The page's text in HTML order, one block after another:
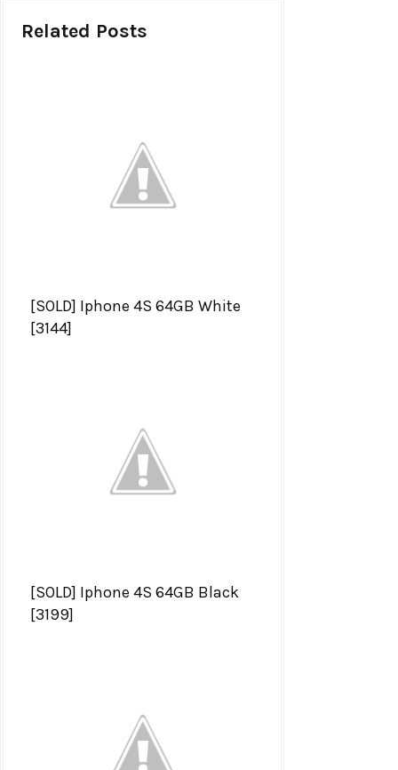
Related Posts
[SOLD] Iphone 4S 64GB White
[3144]
[SOLD] Iphone 4S 64GB Black
[3199]